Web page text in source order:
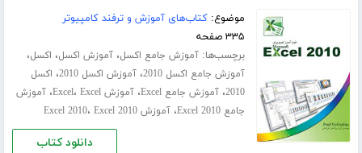
موضوع:کتاب‌های آموزش و ترفند کامپیوتر
۳۳۵ صفحه
برچسب‌ها:آموزش جامع اکسل،آموزش اکسل، اکسل،
آموزش جامع اکسل 2010 ،آموزش اکسل 2010 ، اکسل
2010،آموزش جامع Excel ،آموزش Excel ، Excel ،آموزش
جامع Excel 2010
،آموزش Excel 2010 ، Excel 2010
دانلود کتاب